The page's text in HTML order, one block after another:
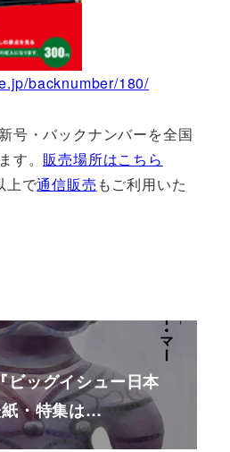
backnumber/180/
号・バックナンバーを全国
す。 販売場所はこちら
上で通信販売 もご利用いた
ビッグイシュー日本
・特集は…